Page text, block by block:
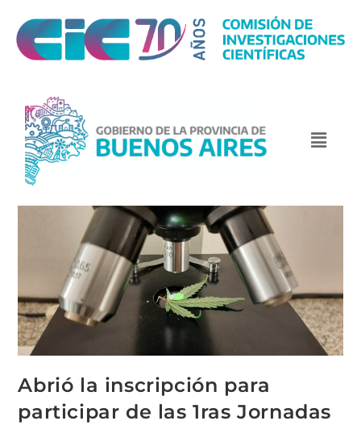
Abrió la inscripción para
participar de las 1ras Jornadas